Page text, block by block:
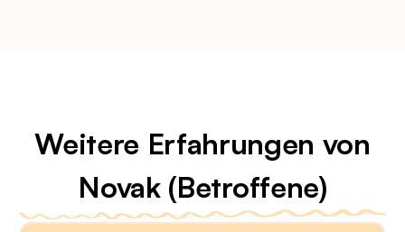
Weitere Erfahrungen von
Novak (Betroffene)